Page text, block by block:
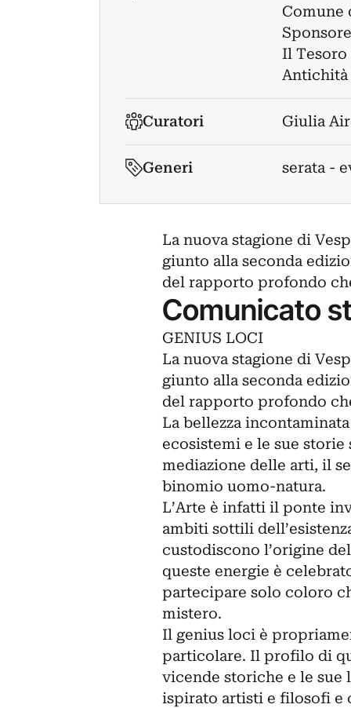
Comune
Il Tesoro
Antichità
Curatori Giulia
Generi serata -
La nuova stagione di
giunto alla seconda
del rapporto profondo
Comunicato
GENIUS LOCI
La nuova stagione di
giunto alla seconda
del rapporto profondo
La bellezza
ecosistemi e le sue
mediazione delle arti, il
binomio uomo-natura.
L’Arte è infatti il ponte
ambiti sottili
custodiscono l’origine
queste energie è
partecipare solo coloro
mistero.
Il genius loci è
particolare. Il profilo di
vicende storiche e le sue
ispirato artisti e filosofi e